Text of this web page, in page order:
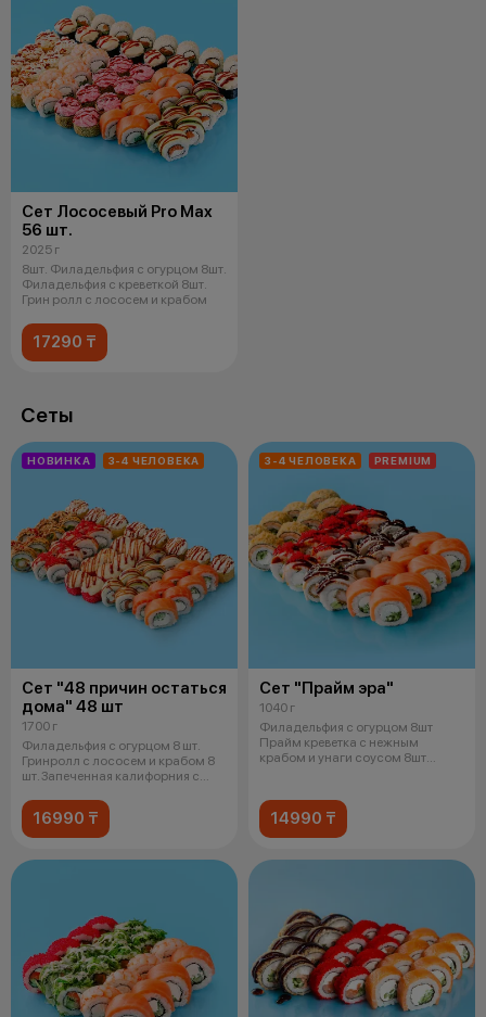
Сет Лососевый Pro Max
56 шт.
2025 г
8шт. Филадельфия с огурцом 8шт.
Филадельфия с креветкой 8шт.
Грин ролл с лососем и крабом
17290 ₸
Сеты
НОВИНКА 3-4 ЧЕЛОВЕКА
Сет "48 причин остаться
дома" 48 шт
1700 г
Филадельфия с огурцом 8 шт.
Гринролл с лососем и крабом 8
шт. Запеченная калифорния с
16990 ₸
3-4 ЧЕЛОВЕКА PREMIUM
Сет "Прайм эра"
1040 г
Филадельфия с огурцом 8шт
Прайм креветка с нежным
крабом и унаги соусом 8шт
14990 ₸